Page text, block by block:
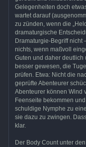
Gelegenheiten doch
wartet darauf
zu zünden, wenn die
dramaturgische
Dramaturgie-Begriff nicht
nichts, wenn maßvoll
Guten und daher
besser gewesen, die
prüfen. Etwa: Nicht die
geprüfte Abenteurer
Abenteurer können Wind
Feenseite bekommen
schuldige Nymphe zu
sie dazu zu zwingen.
klar.
Der Body Count unter